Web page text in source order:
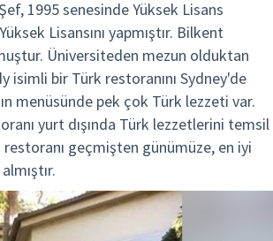
1995 senesinde Yüksek Lisans
Lisansını yapmıştır. Bilkent
Üniversiteden mezun olduktan
isimli bir Türk restoranını Sydney'de
menüsünde pek çok Türk lezzeti var.
yurt dışında Türk lezzetlerini temsil
geçmişten günümüze, en iyi